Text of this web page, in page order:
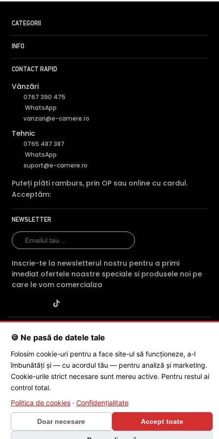
CATEGORII
INFO
CONTACT RAPID
Vânzări
0767 390 475
WhatsApp
vanzari@e-camere.ro
Tehnic
0765 487 387
WhatsApp
suport@e-camere.ro
Puteți plăti ramburs, prin OP sau online cu cardul.
Acceptăm:
NEWSLETTER
Inscrie-te la newsletterul nostru pentru a primi
imediat ofertele noastre speciale si produsele noi pe
care le vom comercializa
J2015001227161· Capital social: 200 RON · Sediu: Str. Petrache
© 2026 SC POLITES ONLINE SRL
🍪 Ne pasă de datele tale
Folosim cookie-uri pentru a face site-ul să funcționeze, a-l
îmbunătăți și — cu acordul tău — pentru analiză și marketing.
Cookie-urile strict necesare sunt mereu active. Pentru restul ai
control total.
Politica de cookies · Confidențialitate
Doar necesare Accept toate